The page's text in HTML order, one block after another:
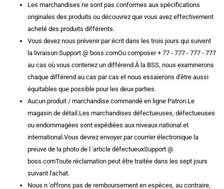
Les marchandises ne sont pas conformes aux spécifications
originales des produits ou découvrez que vous avez effectivement
acheté des produits différents.
Vous devez nous prévenir par écrit dans les trois jours qui suivent
la livraison.Support @ boss.comOu composer + 77 - 777 - 777 - 777
au cas où vous conteriez un différend.À la BSS, nous examinerons
chaque différend au cas par cas et nous essaierons d'être aussi
équitables que possible pour les deux parties.
Aucun produit / marchandise commandé en ligne Patron.Le
magasin de détail.Les marchandises défectueuses, défectueuses
ou endommagées sont expédiées aux niveaux national et
international.Vous devrez envoyer par courrier électronique la
preuve de la photo de l 'article défectueuxSupport @
boss.comToute réclamation peut être traitée dans les sept jours
suivant l'achat.
Nous n 'offrons pas de remboursement en espèces, au contraire,